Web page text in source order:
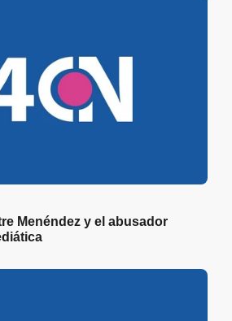
Menéndez y el abusador